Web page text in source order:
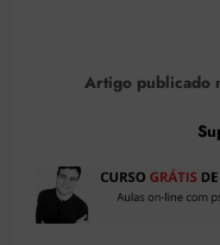
Artigo publicado